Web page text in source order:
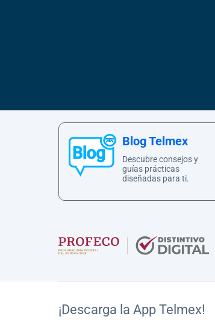
Blog Telmex
Descubre consejos y
guías prácticas
diseñadas para ti.
¡Descarga la App Telmex!